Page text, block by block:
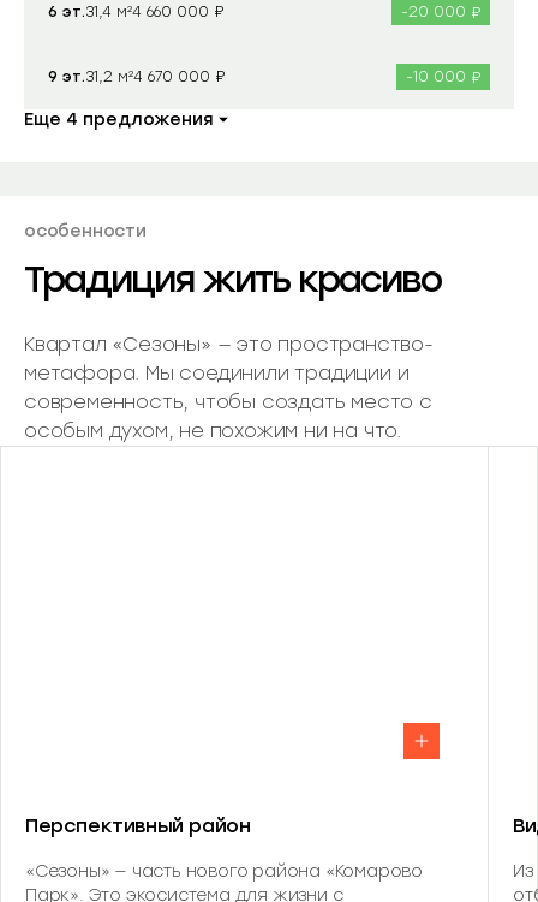
6 эт.31,4 м²4 660 000 ₽ -20 000 ₽
9 эт.31,2 м²4 670 000 ₽ -10 000 ₽
Еще 4 предложения
особенности
Традиция жить красиво
Квартал «Сезоны» — это пространство-
метафора. Мы соединили традиции и
современность, чтобы создать место с
особым духом, не похожим ни на что.
Перспективный район
«Сезоны» — часть нового района «Комарово
Парк». Это экосистема для жизни с